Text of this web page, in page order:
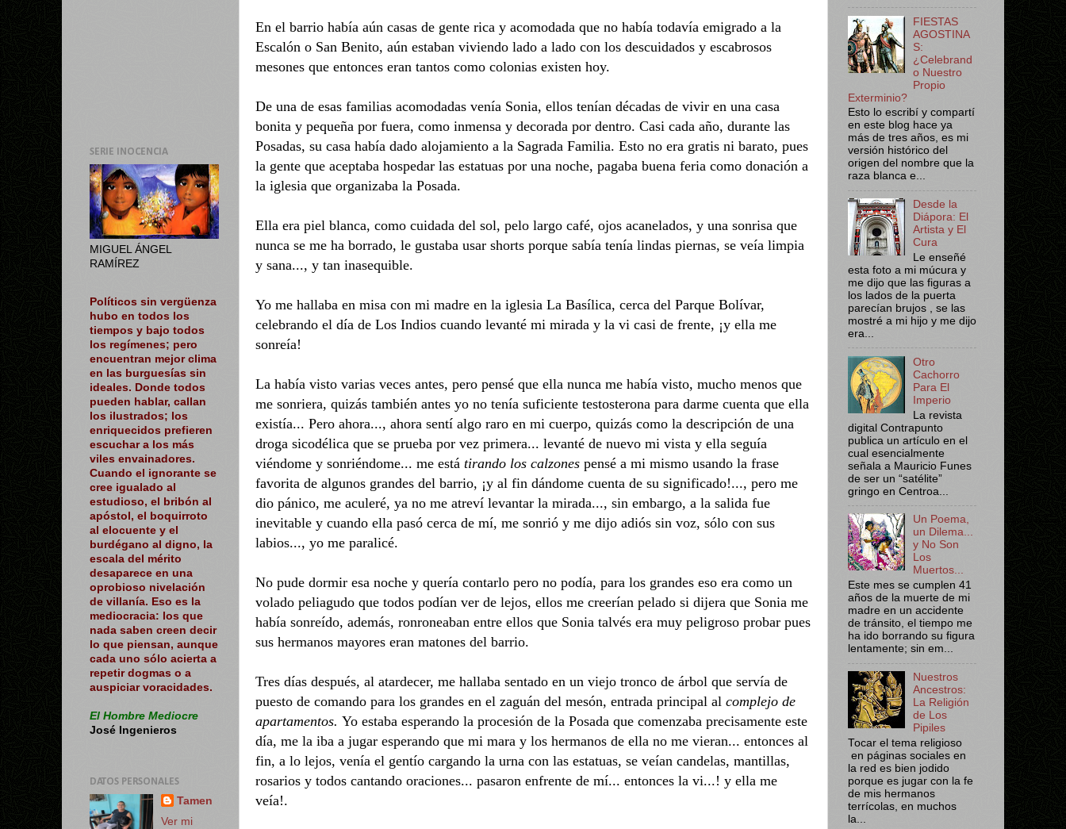
En el barrio había aún casas de gente rica y acomodada que no había todavía emigrado a la
Escalón o San Benito, aún estaban viviendo lado a lado con los descuidados y escabrosos
mesones que entonces eran tantos como colonias existen hoy.
De una de esas familias acomodadas venía Sonia, ellos tenían décadas de vivir en una casa
bonita y pequeña por fuera, como inmensa y decorada por dentro. Casi cada año, durante las
Posadas, su casa había dado alojamiento a la Sagrada Familia. Esto no era gratis ni barato, pues
la gente que aceptaba hospedar las estatuas por una noche, pagaba buena feria como donación a
la iglesia que organizaba la Posada.
Ella era piel blanca, como cuidada del sol, pelo largo café, ojos acanelados, y una sonrisa que
nunca se me ha borrado, le gustaba usar shorts porque sabía tenía lindas piernas, se veía limpia
y sana..., y tan inasequible.
Yo me hallaba en misa con mi madre en la iglesia La Basílica, cerca del Parque Bolívar,
celebrando el día de Los Indios cuando levanté mi mirada y la vi casi de frente, ¡y ella me
sonreía!
La había visto varias veces antes, pero pensé que ella nunca me había visto, mucho menos que
me sonriera, quizás también antes yo no tenía suficiente testosterona para darme cuenta que ella
existía... Pero ahora..., ahora sentí algo raro en mi cuerpo, quizás como la descripción de una
droga sicodélica que se prueba por vez primera... levanté de nuevo mi vista y ella seguía
viéndome y sonriéndome... me está tirando los calzones pensé a mi mismo usando la frase
favorita de algunos grandes del barrio, ¡y al fin dándome cuenta de su significado!..., pero me
dio pánico, me aculeré, ya no me atreví levantar la mirada..., sin embargo, a la salida fue
inevitable y cuando ella pasó cerca de mí, me sonrió y me dijo adiós sin voz, sólo con sus
labios..., yo me paralicé.
No pude dormir esa noche y quería contarlo pero no podía, para los grandes eso era como un
volado peliagudo que todos podían ver de lejos, ellos me creerían pelado si dijera que Sonia me
había sonreído, además, ronroneaban entre ellos que Sonia talvés era muy peligroso probar pues
sus hermanos mayores eran matones del barrio.
Tres días después, al atardecer, me hallaba sentado en un viejo tronco de árbol que servía de
puesto de comando para los grandes en el zaguán del mesón, entrada principal al complejo de
apartamentos. Yo estaba esperando la procesión de la Posada que comenzaba precisamente este
día, me la iba a jugar esperando que mi mara y los hermanos de ella no me vieran... entonces al
fin, a lo lejos, venía el gentío cargando la urna con las estatuas, se veían candelas, mantillas,
rosarios y todos cantando oraciones... pasaron enfrente de mí... entonces la vi...! y ella me
veía!.
SERIE INOCENCIA
MIGUEL ÁNGEL
RAMÍREZ
Políticos sin vergüenza
hubo en todos los
tiempos y bajo todos
los regímenes; pero
encuentran mejor clima
en las burguesías sin
ideales. Donde todos
pueden hablar, callan
los ilustrados; los
enriquecidos prefieren
escuchar a los más
viles envainadores.
Cuando el ignorante se
cree igualado al
estudioso, el bribón al
apóstol, el boquirroto
al elocuente y el
burdégano al digno, la
escala del mérito
desaparece en una
oprobioso nivelación
de villanía. Eso es la
mediocracia: los que
nada saben creen decir
lo que piensan, aunque
cada uno sólo acierta a
repetir dogmas o a
auspiciar voracidades.
El Hombre Mediocre
José Ingenieros
DATOS PERSONALES
Tamen
Ver mi
FIESTAS
AGOSTINA
S:
¿Celebrand
o Nuestro
Propio
Exterminio?
Esto lo escribí y compartí
en este blog hace ya
más de tres años, es mi
versión histórico del
origen del nombre que la
raza blanca e...
Desde la
Diápora: El
Artista y El
Cura
Le enseñé
esta foto a mi múcura y
me dijo que las figuras a
los lados de la puerta
parecían brujos , se las
mostré a mi hijo y me dijo
era...
Otro
Cachorro
Para El
Imperio
La revista
digital Contrapunto
publica un artículo en el
cual esencialmente
señala a Mauricio Funes
de ser un “satélite”
gringo en Centroa...
Un Poema,
un Dilema...
y No Son
Los
Muertos...
Este mes se cumplen 41
años de la muerte de mi
madre en un accidente
de tránsito, el tiempo me
ha ido borrando su figura
lentamente; sin em...
Nuestros
Ancestros:
La Religión
de Los
Pipiles
Tocar el tema religioso
en páginas sociales en
la red es bien jodido
porque es jugar con la fe
de mis hermanos
terrícolas, en muchos
la...